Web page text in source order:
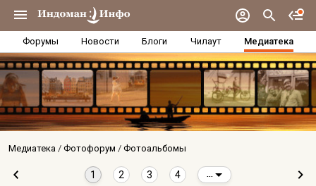
Форумы Новости Блоги Чилаут Медиатека
Медиатека Фотофорум Фотоальбомы
1 2 3 4